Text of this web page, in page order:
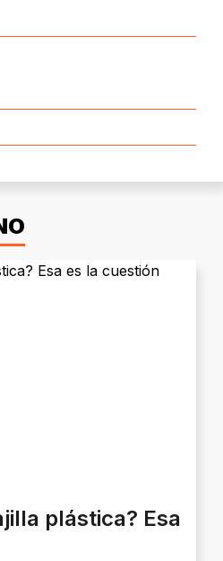
plástica? Esa